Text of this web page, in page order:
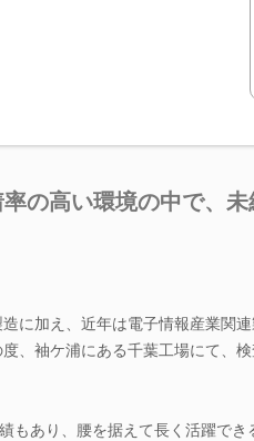
の高い環境の中で、
に加え、近年は電子情報産業関
、袖ケ浦にある千葉工場にて、
もあり、腰を据えて長く活躍で